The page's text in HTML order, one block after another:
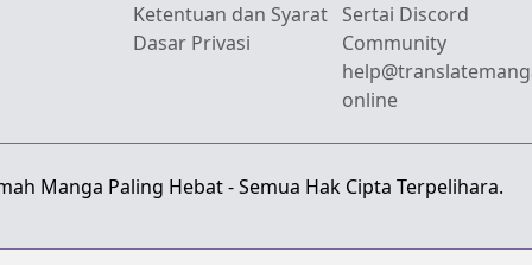
Ketentuan dan Syarat
Dasar Privasi
Sertai Discord
Community
online
Manga Paling Hebat - Semua Hak Cipta Terpelihara.